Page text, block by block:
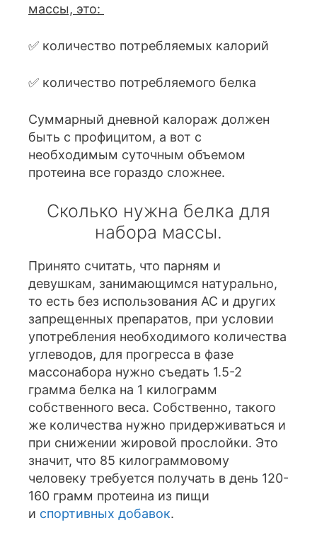
массы, это:
✅ количество потребляемых калорий
✅ количество потребляемого белка
Суммарный дневной калораж должен
быть с профицитом, а вот с
необходимым суточным объемом
протеина все гораздо сложнее.
Сколько нужна белка для
набора массы.
Принято считать, что парням и
девушкам, занимающимся натурально,
то есть без использования АС и других
запрещенных препаратов, при условии
употребления необходимого количества
углеводов, для прогресса в фазе
массонабора нужно съедать 1.5-2
грамма белка на 1 килограмм
собственного веса. Собственно, такого
же количества нужно придерживаться и
при снижении жировой прослойки. Это
значит, что 85 килограммовому
человеку требуется получать в день 120-
160 грамм протеина из пищи
и спортивных добавок.